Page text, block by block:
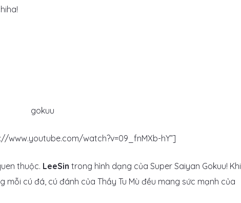
www.youtube.com/watch?v=09_fnMXb-hY”]
thuộc. LeeSin trong hình dạng của Super Saiyan Gokuu! Khi
mỗi cú đá, cú đánh của Thầy Tu Mù đều mang sức mạnh của